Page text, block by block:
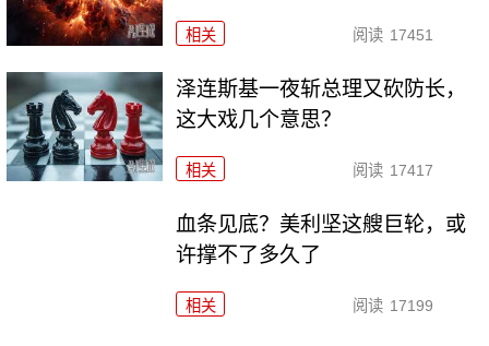
相关 阅读 17451
泽连斯基一夜斩总理又砍防长，
这大戏几个意思？
相关 阅读 17417
血条见底？美利坚这艘巨轮，或
许撑不了多久了
相关 阅读 17199